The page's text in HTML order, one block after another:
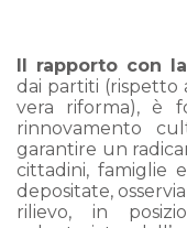
Il rapporto con
dai partiti (rispetto
vera riforma), è
rinnovamento
garantire un
cittadini, famiglie
depositate,
rilievo, in